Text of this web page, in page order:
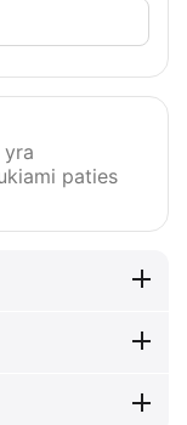
yra
paties